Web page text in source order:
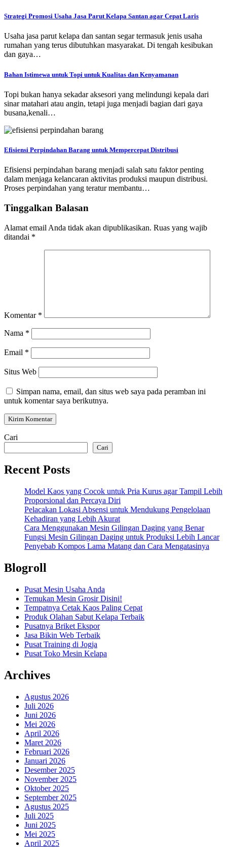
Strategi Promosi Usaha Jasa Parut Kelapa Santan agar Cepat Laris
Usaha jasa parut kelapa dan santan segar termasuk jenis usaha
rumahan yang terus dibutuhkan masyarakat. Di tengah kesibukan
dan gaya…
Bahan Istimewa untuk Topi untuk Kualitas dan Kenyamanan
Topi bukan hanya sekadar aksesori yang melindungi kepala dari
sinar matahari atau angin, tetapi juga menjadi bagian dari gaya
busana,kenali…
Efisiensi Perpindahan Barang untuk Mempercepat Distribusi
Efisiensi perpindahan barang menjadi salah satu faktor penting
dalam menjaga kelancaran aktivitas produksi maupun distribusi.
Proses perpindahan yang teratur membantu…
Tinggalkan Balasan
Alamat email Anda tidak akan dipublikasikan. Ruas yang wajib
ditandai *
Komentar *
Nama *
Email *
Situs Web
Simpan nama, email, dan situs web saya pada peramban ini
untuk komentar saya berikutnya.
Cari
Cari
Recent Posts
Model Kaos yang Cocok untuk Pria Kurus agar Tampil Lebih
Proporsional dan Percaya Diri
Pelacakan Lokasi Absensi untuk Mendukung Pengelolaan
Kehadiran yang Lebih Akurat
Cara Menggunakan Mesin Gilingan Daging yang Benar
Fungsi Mesin Gilingan Daging untuk Produksi Lebih Lancar
Penyebab Kompos Lama Matang dan Cara Mengatasinya
Blogroll
Pusat Mesin Usaha Anda
Temukan Mesin Grosir Disini!
Tempatnya Cetak Kaos Paling Cepat
Produk Olahan Sabut Kelapa Terbaik
Pusatnya Briket Ekspor
Jasa Bikin Web Terbaik
Pusat Training di Jogja
Pusat Toko Mesin Kelapa
Archives
Agustus 2026
Juli 2026
Juni 2026
Mei 2026
April 2026
Maret 2026
Februari 2026
Januari 2026
Desember 2025
November 2025
Oktober 2025
September 2025
Agustus 2025
Juli 2025
Juni 2025
Mei 2025
April 2025